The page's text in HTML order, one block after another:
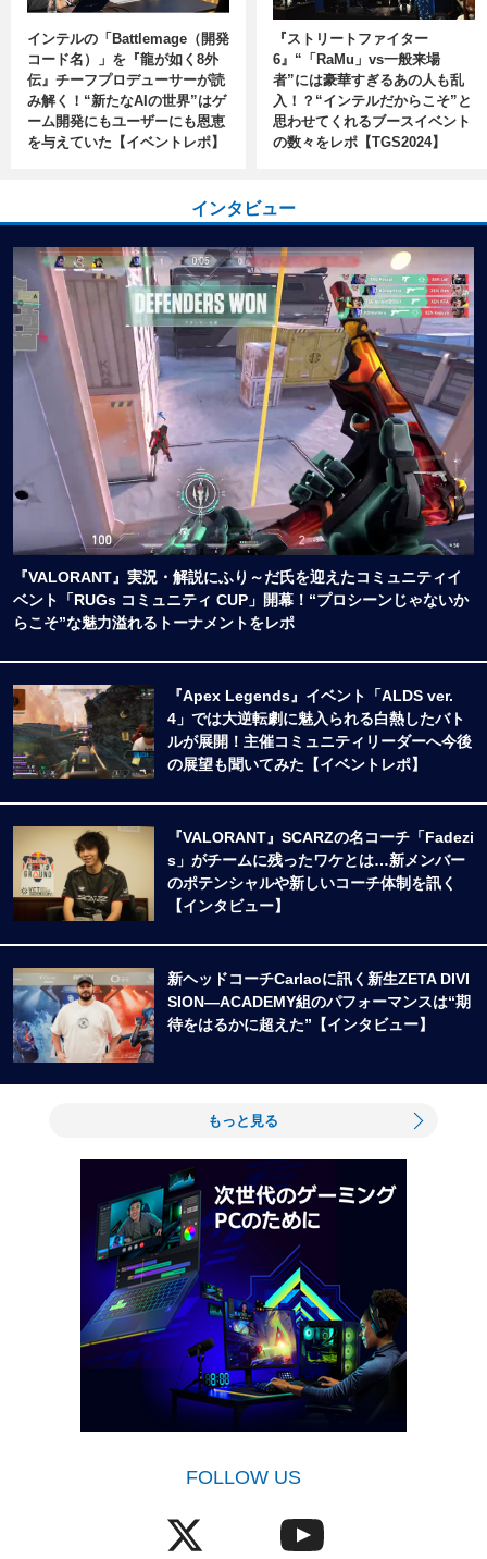
インテルの「Battlemage（開発
コード名）」を『龍が如く8外
伝』チーフプロデューサーが読
み解く！“新たなAIの世界”はゲ
ーム開発にもユーザーにも恩恵
を与えていた【イベントレポ】
『ストリートファイター
6』“「RaMu」vs一般来場
者”には豪華すぎるあの人も乱
入！？“インテルだからこそ”と
思わせてくれるブースイベント
の数々をレポ【TGS2024】
インタビュー
『VALORANT』実況・解説にふり～だ氏を迎えたコミュニティイ
ベント「RUGs コミュニティ CUP」開幕！“プロシーンじゃないか
らこそ”な魅力溢れるトーナメントをレポ
『Apex Legends』イベント「ALDS ver.
4」では大逆転劇に魅入られる白熱したバト
ルが展開！主催コミュニティリーダーへ今後
の展望も聞いてみた【イベントレポ】
『VALORANT』SCARZの名コーチ「Fadezi
s」がチームに残ったワケとは…新メンバー
のポテンシャルや新しいコーチ体制を訊く
【インタビュー】
新ヘッドコーチCarlaoに訊く新生ZETA DIVI
SION―ACADEMY組のパフォーマンスは“期
待をはるかに超えた”【インタビュー】
もっと見る
FOLLOW US